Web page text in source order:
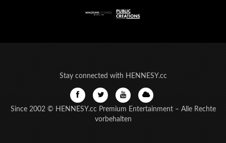
Stay connected with HENNESY.cc
Since 2002 © HENNESY.cc Premium Entertainment – Alle Rechte
vorbehalten